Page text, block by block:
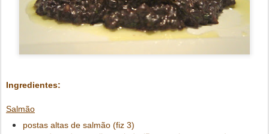
Ingredientes:
Salmão
postas altas de salmão (fiz 3)